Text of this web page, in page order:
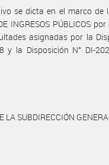
se dicta en el marco
INGRESOS PÚBLICOS
asignadas por la
la Disposición N° DI-
LA SUBDIRECCIÓN